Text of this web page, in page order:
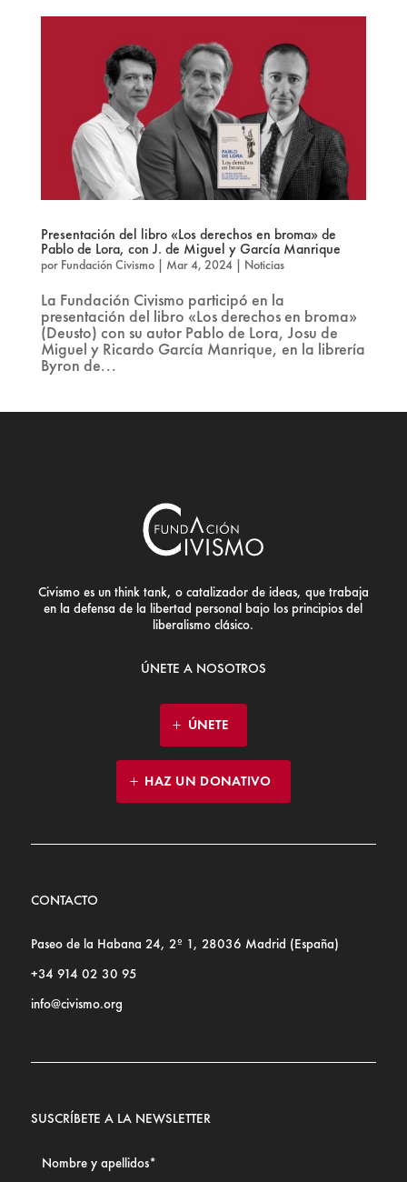
Presentación del libro «Los derechos en broma» de
Pablo de Lora, con J. de Miguel y García Manrique
por Fundación Civismo| Mar 4, 2024| Noticias
La Fundación Civismo participó en la
presentación del libro «Los derechos en broma»
(Deusto) con su autor Pablo de Lora, Josu de
Miguel y Ricardo García Manrique, en la librería
Byron de...
Civismo es un think tank, o catalizador de ideas, que trabaja
en la defensa de la libertad personal bajo los principios del
liberalismo clásico.
ÚNETE A NOSOTROS
ÚNETE
HAZ UN DONATIVO
CONTACTO
Paseo de la Habana 24, 2º 1, 28036 Madrid (España)
+34 914 02 30 95
info@civismo.org
SUSCRÍBETE A LA NEWSLETTER